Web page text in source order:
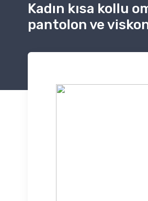
Kadın kısa kollu
pantolon ve